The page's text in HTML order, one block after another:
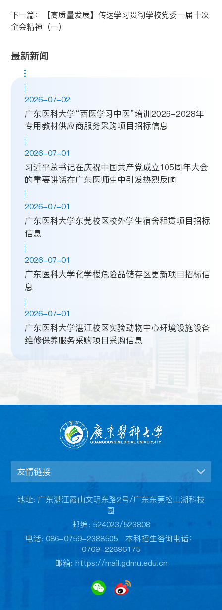
下一篇：
【高质量发展】传达学习贯彻学校党委一届十次
全会精神（一）
最新新闻
2026-07-02
广东医科大学“西医学习中医”培训2026-2028年
专用教材供应商服务采购项目招标信息
2026-07-01
习近平总书记在庆祝中国共产党成立105周年大会
的重要讲话在广东医师生中引发热烈反响
2026-07-01
广东医科大学东莞校区校外学生宿舍租赁项目招标
信息
2026-07-01
广东医科大学化学楼危险品储存区更新项目招标信
息
2026-07-01
广东医科大学湛江校区实验动物中心环境设施设备
维修保养服务采购项目采购信息
友情链接
地址: 广东湛江霞山文明东路2号/广东东莞松山湖科技
园
邮编: 524023/523808
电话: 086-0759-2388505 本科招生咨询电话：
0769-22896175
邮箱: https://mail.gdmu.edu.cn